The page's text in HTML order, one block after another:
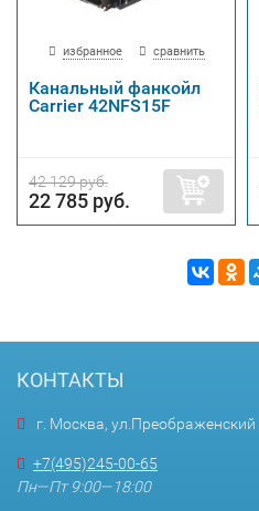
избранное сравнить
Канальный фанкойл
Carrier 42NFS15F
42 129 руб.
22 785 руб.
КОНТАКТЫ
г. Москва, ул.Преображенский
+7(495)245-00-65
Пн—Пт 9:00—18:00